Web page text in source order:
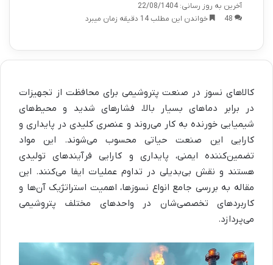
آخرین به روز رسانی: 22/08/1404
48
خواندن این مطلب 14 دقیقه زمان میبرد
کالاهای نسوز در صنعت پتروشیمی برای محافظت از تجهیزات
در برابر دماهای بسیار بالا، فشارهای شدید و محیط‌های
شیمیایی خورنده به کار می‌روند و عنصری کلیدی در پایداری و
کارایی این صنعت حیاتی محسوب می‌شوند. این مواد
تضمین‌کننده ایمنی، پایداری و کارایی فرآیندهای تولیدی
هستند و نقش بی‌بدیلی در تداوم عملیات ایفا می‌کنند. این
مقاله به بررسی جامع انواع نسوزها، اهمیت استراتژیک آن‌ها و
کاربردهای تخصصی‌شان در واحدهای مختلف پتروشیمی
می‌پردازد.